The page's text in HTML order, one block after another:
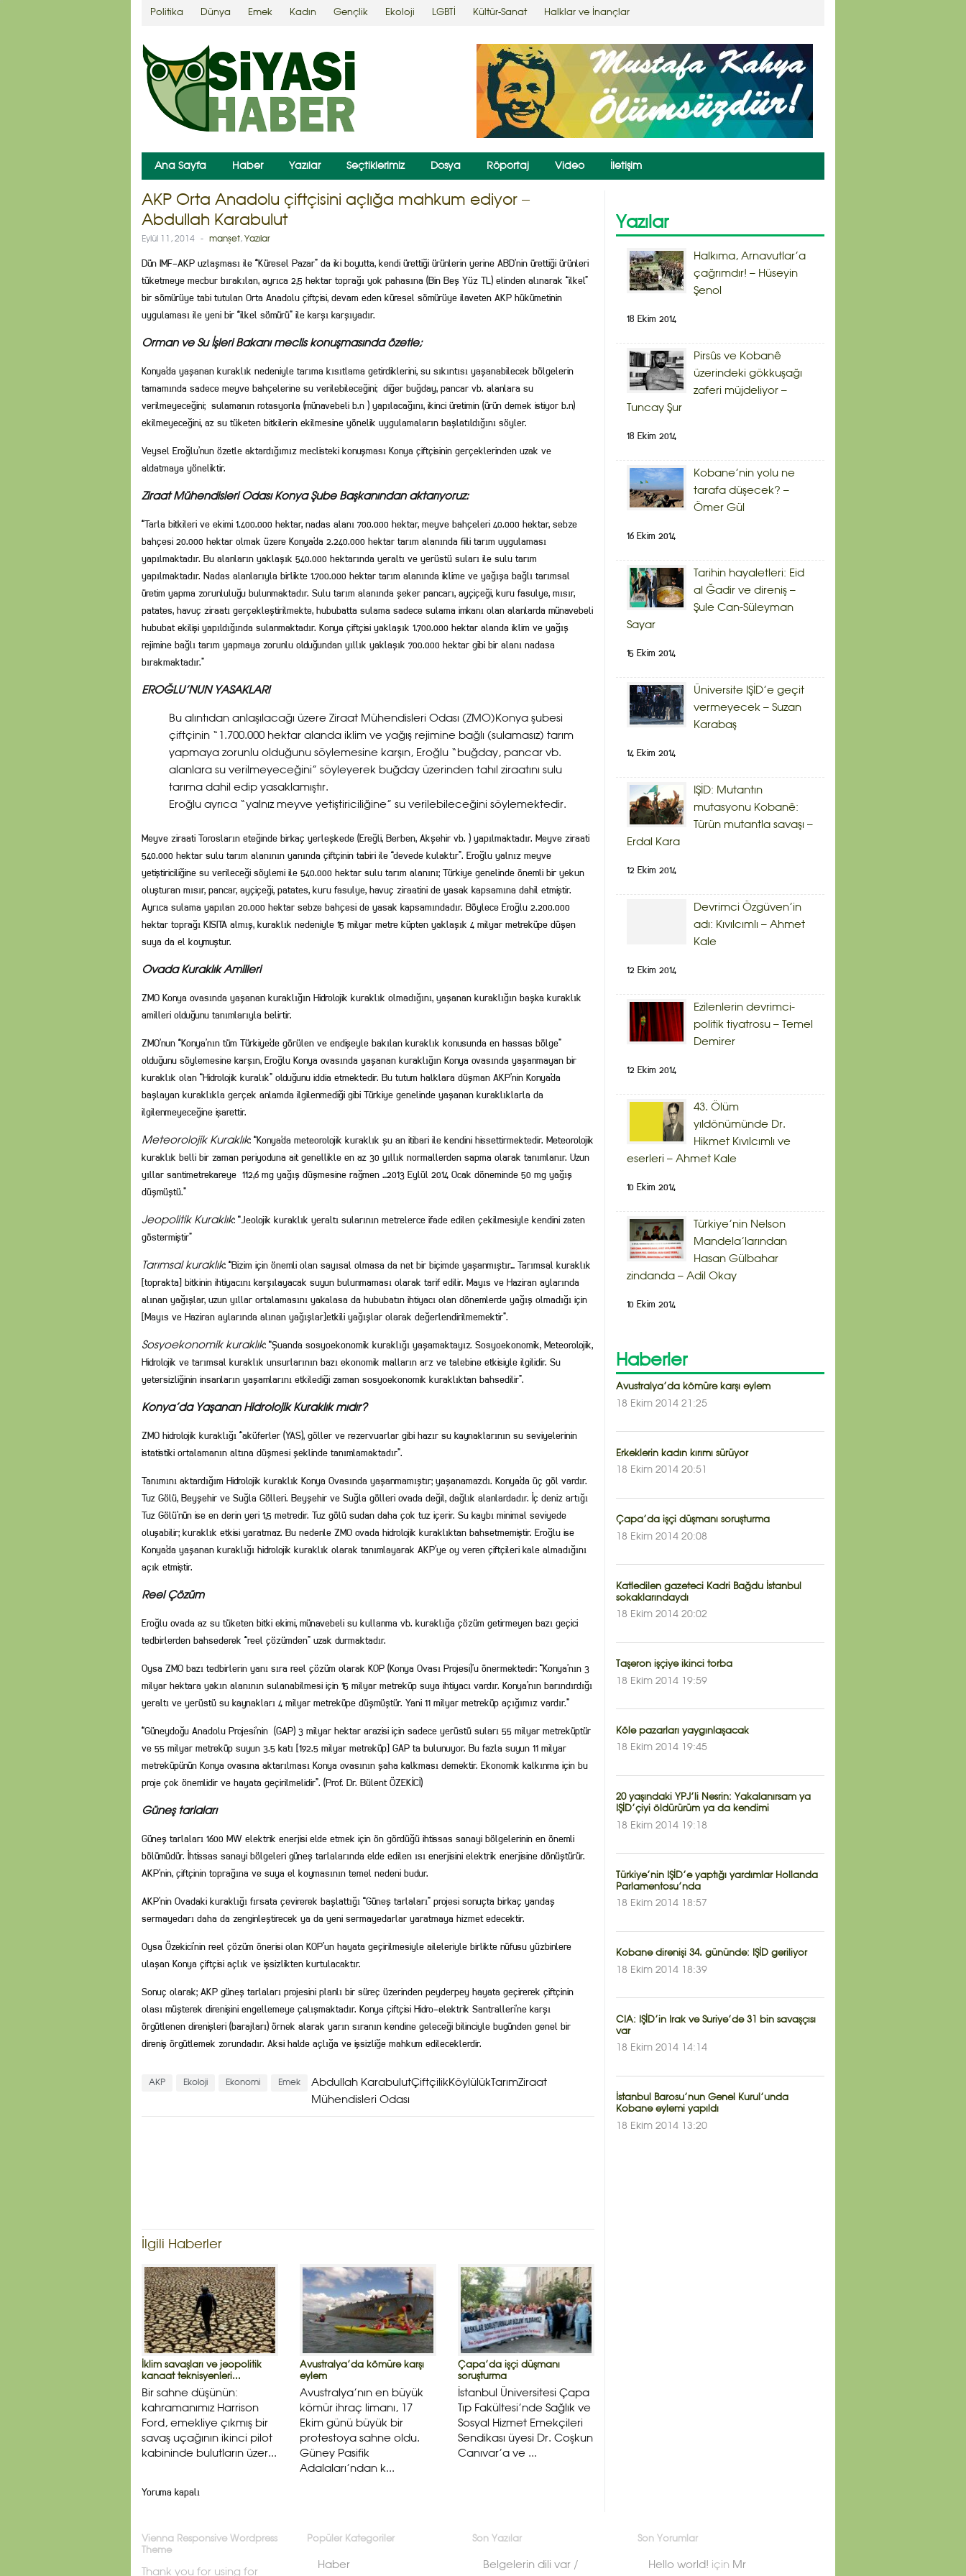
Politika Dünya Emek Kadın Gençlik Ekoloji LGBTİ Kültür-Sanat Halklar ve İnançlar
Ana Sayfa Haber Yazılar Seçtiklerimiz Dosya Röportaj Video İletişim
AKP Orta Anadolu çiftçisini açlığa mahkum ediyor –
Abdullah Karabulut
Eylül 11, 2014 - manşet, Yazılar
Dün IMF-AKP uzlaşması ile “Küresel Pazar” da iki boyutta, kendi ürettiği ürünlerin yerine ABD’nin ürettiği ürünleri
tüketmeye mecbur bırakılan, ayrıca 2,5 hektar toprağı yok pahasına (Bin Beş Yüz TL) elinden alınarak “ilkel”
bir sömürüye tabi tutulan Orta Anadolu çiftçisi, devam eden küresel sömürüye ilaveten AKP hükümetinin
uygulaması ile yeni bir “ilkel sömürü” ile karşı karşıyadır.
Orman ve Su İşleri Bakanı meclis konuşmasında özetle;
Konya’da yaşanan kuraklık nedeniyle tarıma kısıtlama getirdiklerini, su sıkıntısı yaşanabilecek bölgelerin
tamamında sadece meyve bahçelerine su verilebileceğini; diğer buğday, pancar vb. alanlara su
verilmeyeceğini; sulamanın rotasyonla (münavebeli b.n ) yapılacağını, ikinci üretimin (ürün demek istiyor b.n)
ekilmeyeceğini, az su tüketen bitkilerin ekilmesine yönelik uygulamaların başlatıldığını söyler.
Veysel Eroğlu’nun özetle aktardığımız meclisteki konuşması Konya çiftçisinin gerçeklerinden uzak ve
aldatmaya yöneliktir.
Ziraat Mühendisleri Odası Konya Şube Başkanından aktarıyoruz:
“Tarla bitkileri ve ekimi 1.400.000 hektar, nadas alanı 700.000 hektar, meyve bahçeleri 40.000 hektar, sebze
bahçesi 20.000 hektar olmak üzere Konya’da 2.240.000 hektar tarım alanında fiili tarım uygulaması
yapılmaktadır. Bu alanların yaklaşık 540.000 hektarında yeraltı ve yerüstü suları ile sulu tarım
yapılmaktadır. Nadas alanlarıyla birlikte 1.700.000 hektar tarım alanında iklime ve yağışa bağlı tarımsal
üretim yapma zorunluluğu bulunmaktadır. Sulu tarım alanında şeker pancarı, ayçiçeği, kuru fasulye, mısır,
patates, havuç ziraatı gerçekleştirilmekte, hububatta sulama sadece sulama imkanı olan alanlarda münavebeli
hububat ekilişi yapıldığında sulanmaktadır. Konya çiftçisi yaklaşık 1.700.000 hektar alanda iklim ve yağış
rejimine bağlı tarım yapmaya zorunlu olduğundan yıllık yaklaşık 700.000 hektar gibi bir alanı nadasa
bırakmaktadır.”
EROĞLU’NUN YASAKLARI
Bu alıntıdan anlaşılacağı üzere Ziraat Mühendisleri Odası (ZMO)Konya şubesi
çiftçinin “1.700.000 hektar alanda iklim ve yağış rejimine bağlı (sulamasız) tarım
yapmaya zorunlu olduğunu söylemesine karşın, Eroğlu “buğday, pancar vb.
alanlara su verilmeyeceğini” söyleyerek buğday üzerinden tahıl ziraatını sulu
tarıma dahil edip yasaklamıştır.
Eroğlu ayrıca “yalnız meyve yetiştiriciliğine” su verilebileceğini söylemektedir.
Meyve ziraati Torosların eteğinde birkaç yerleşkede (Ereğli, Berben, Akşehir vb. ) yapılmaktadır. Meyve ziraati
540.000 hektar sulu tarım alanının yanında çiftçinin tabiri ile “devede kulaktır”. Eroğlu yalnız meyve
yetiştiriciliğine su verileceği söylemi ile 540.000 hektar sulu tarım alanını; Türkiye genelinde önemli bir yekun
oluşturan mısır, pancar, ayçiçeği, patates, kuru fasulye, havuç ziraatini de yasak kapsamına dahil etmiştir.
Ayrıca sulama yapılan 20.000 hektar sebze bahçesi de yasak kapsamındadır. Böylece Eroğlu 2.200.000
hektar toprağı KISITA almış, kuraklık nedeniyle 15 milyar metre küpten yaklaşık 4 milyar metreküpe düşen
suya da el koymuştur.
Ovada Kuraklık Amilleri
ZMO Konya ovasında yaşanan kuraklığın Hidrolojik kuraklık olmadığını, yaşanan kuraklığın başka kuraklık
amilleri olduğunu tanımlarıyla belirtir.
ZMO’nun “Konya’nın tüm Türkiye’de görülen ve endişeyle bakılan kuraklık konusunda en hassas bölge”
olduğunu söylemesine karşın, Eroğlu Konya ovasında yaşanan kuraklığın Konya ovasında yaşanmayan bir
kuraklık olan “Hidrolojik kuralık” olduğunu iddia etmektedir. Bu tutum halklara düşman AKP’nin Konya’da
başlayan kuraklıkla gerçek anlamda ilgilenmediği gibi Türkiye genelinde yaşanan kuraklıklarla da
ilgilenmeyeceğine işarettir.
Meteorolojik Kuraklık: “Konya’da meteorolojik kuraklık şu an itibari ile kendini hissettirmektedir. Meteorolojik
kuraklık belli bir zaman periyoduna ait genellikle en az 30 yıllık normallerden sapma olarak tanımlanır. Uzun
yıllar santimetrekareye 112,6 mg yağış düşmesine rağmen …2013 Eylül 2014 Ocak döneminde 50 mg yağış
düşmüştü.”
Jeopolitik Kuraklık: “Jeolojik kuraklık yeraltı sularının metrelerce ifade edilen çekilmesiyle kendini zaten
göstermiştir”
Tarımsal kuraklık: “Bizim için önemli olan sayısal olmasa da net bir biçimde yaşanmıştır… Tarımsal kuraklık
[toprakta] bitkinin ihtiyacını karşılayacak suyun bulunmaması olarak tarif edilir. Mayıs ve Haziran aylarında
alınan yağışlar, uzun yıllar ortalamasını yakalasa da hububatın ihtiyacı olan dönemlerde yağış olmadığı için
[Mayıs ve Haziran aylarında alınan yağışlar]etkili yağışlar olarak değerlendirilmemektir”.
Sosyoekonomik kuraklık: “Şuanda sosyoekonomik kuraklığı yaşamaktayız. Sosyoekonomik, Meteorolojik,
Hidrolojik ve tarımsal kuraklık unsurlarının bazı ekonomik malların arz ve talebine etkisiyle ilgilidir. Su
yetersizliğinin insanların yaşamlarını etkilediği zaman sosyoekonomik kuraklıktan bahsedilir”.
Konya’da Yaşanan Hidrolojik Kuraklık mıdır?
ZMO hidrolojik kuraklığı “aküferler (YAS), göller ve rezervuarlar gibi hazır su kaynaklarının su seviyelerinin
istatistiki ortalamanın altına düşmesi şeklinde tanımlamaktadır”.
Tanımını aktardığım Hidrolojik kuraklık Konya Ovasında yaşanmamıştır; yaşanamazdı. Konya’da üç göl vardır.
Tuz Gölü, Beyşehir ve Suğla Gölleri. Beyşehir ve Suğla gölleri ovada değil, dağlık alanlardadır. İç deniz artığı
Tuz Gölü’nün ise en derin yeri 1,5 metredir. Tuz gölü sudan daha çok tuz içerir. Su kaybı minimal seviyede
oluşabilir; kuraklık etkisi yaratmaz. Bu nedenle ZMO ovada hidrolojik kuraklıktan bahsetmemiştir. Eroğlu ise
Konya’da yaşanan kuraklığı hidrolojik kuraklık olarak tanımlayarak AKP’ye oy veren çiftçileri kale almadığını
açık etmiştir.
Reel Çözüm
Eroğlu ovada az su tüketen bitki ekimi, münavebeli su kullanma vb. kuraklığa çözüm getirmeyen bazı geçici
tedbirlerden bahsederek “reel çözümden” uzak durmaktadır.
Oysa ZMO bazı tedbirlerin yanı sıra reel çözüm olarak KOP (Konya Ovası Projesi)’u önermektedir: “Konya’nın 3
milyar hektara yakın alanının sulanabilmesi için 15 milyar metreküp suya ihtiyacı vardır. Konya’nın barındırdığı
yeraltı ve yerüstü su kaynakları 4 milyar metreküpe düşmüştür. Yani 11 milyar metreküp açığımız vardır.”
“Güneydoğu Anadolu Projesi’nin (GAP) 3 milyar hektar arazisi için sadece yerüstü suları 55 milyar metreküptür
ve 55 milyar metreküp suyun 3.5 katı [192.5 milyar metreküp] GAP ta bulunuyor. Bu fazla suyun 11 milyar
metreküpünün Konya ovasına aktarılması Konya ovasının şaha kalkması demektir. Ekonomik kalkınma için bu
proje çok önemlidir ve hayata geçirilmelidir”. (Prof. Dr. Bülent ÖZEKİCİ)
Güneş tarlaları
Güneş tarlaları 1600 MW elektrik enerjisi elde etmek için ön gördüğü ihtissas sanayi bölgelerinin en önemli
bölümüdür. İhtissas sanayi bölgeleri güneş tarlalarında elde edilen ısı enerjisini elektrik enerjisine dönüştürür.
AKP’nin, çiftçinin toprağına ve suya el koymasının temel nedeni budur.
AKP’nin Ovadaki kuraklığı fırsata çevirerek başlattığı “Güneş tarlaları” projesi sonuçta birkaç yandaş
sermayedarı daha da zenginleştirecek ya da yeni sermayedarlar yaratmaya hizmet edecektir.
Oysa Özekici’nin reel çözüm önerisi olan KOP’un hayata geçirilmesiyle aileleriyle birlikte nüfusu yüzbinlere
ulaşan Konya çiftçisi açlık ve işsizlikten kurtulacaktır.
Sonuç olarak; AKP güneş tarlaları projesini planlı bir süreç üzerinden peyderpey hayata geçirerek çiftçinin
olası müşterek direnişini engellemeye çalışmaktadır. Konya çiftçisi Hidro-elektrik Santralleri’ne karşı
örgütlenen direnişleri (barajları) örnek alarak yarın sıranın kendine geleceği bilinciyle bugünden genel bir
direniş örgütlemek zorundadır. Aksi halde açlığa ve işsizliğe mahkum edileceklerdir.
Abdullah Karabulut
AKP Çiftçilik
Ekoloji Ekonomi Emek
KöylülükTarımZiraat
Mühendisleri Odası
İlgili Haberler
İklim savaşları ve jeopolitik
kanaat teknisyenleri...
Bir sahne düşünün:
kahramanımız Harrison
Ford, emekliye çıkmış bir
savaş uçağının ikinci pilot
kabininde bulutların üzer...
Avustralya’da kömüre karşı
eylem
Avustralya’nın en büyük
kömür ihraç limanı, 17
Ekim günü büyük bir
protestoya sahne oldu.
Güney Pasifik
Adalaları’ndan k...
Çapa’da işçi düşmanı
soruşturma
İstanbul Üniversitesi Çapa
Tıp Fakültesi’nde Sağlık ve
Sosyal Hizmet Emekçileri
Sendikası üyesi Dr. Coşkun
Canıvar’a ve ...
Yoruma kapalı
Yazılar
Halkıma, Arnavutlar’a
çağrımdır! – Hüseyin
Şenol
18 Ekim 2014
Pirsûs ve Kobanê
üzerindeki gökkuşağı
zaferi müjdeliyor –
Tuncay Şur
18 Ekim 2014
Kobane’nin yolu ne
tarafa düşecek? –
Ömer Gül
16 Ekim 2014
Tarihin hayaletleri: Eid
al Ğadir ve direniş –
Şule Can-Süleyman
Sayar
15 Ekim 2014
Üniversite IŞİD’e geçit
vermeyecek – Suzan
Karabaş
14 Ekim 2014
IŞİD: Mutantın
mutasyonu Kobanê:
Türün mutantla savaşı –
Erdal Kara
12 Ekim 2014
Devrimci Özgüven’in
adı: Kıvılcımlı – Ahmet
Kale
12 Ekim 2014
Ezilenlerin devrimci-
politik tiyatrosu – Temel
Demirer
12 Ekim 2014
43. Ölüm
yıldönümünde Dr.
Hikmet Kıvılcımlı ve
eserleri – Ahmet Kale
10 Ekim 2014
Türkiye’nin Nelson
Mandela’larından
Hasan Gülbahar
zindanda – Adil Okay
10 Ekim 2014
Haberler
Avustralya’da kömüre karşı eylem
18 Ekim 2014 21:25
Erkeklerin kadın kırımı sürüyor
18 Ekim 2014 20:51
Çapa’da işçi düşmanı soruşturma
18 Ekim 2014 20:08
Katledilen gazeteci Kadri Bağdu İstanbul
sokaklarındaydı
18 Ekim 2014 20:02
Taşeron işçiye ikinci torba
18 Ekim 2014 19:59
Köle pazarları yaygınlaşacak
18 Ekim 2014 19:45
20 yaşındaki YPJ’li Nesrin: Yakalanırsam ya
IŞİD’çiyi öldürürüm ya da kendimi
18 Ekim 2014 19:18
Türkiye’nin IŞİD’e yaptığı yardımlar Hollanda
Parlamentosu’nda
18 Ekim 2014 18:57
Kobane direnişi 34. gününde: IŞİD geriliyor
18 Ekim 2014 18:39
CIA: IŞİD’in Irak ve Suriye’de 31 bin savaşçısı
var
18 Ekim 2014 14:14
İstanbul Barosu’nun Genel Kurul’unda
Kobane eylemi yapıldı
18 Ekim 2014 13:20
Vienna Responsive Wordpress
Theme
Thank you for using for
Popüler Kategoriler
Haber
Son Yazılar
Belgelerin dili var /
Son Yorumlar
Hello world! için Mr